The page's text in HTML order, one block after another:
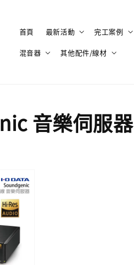
首頁 最新活動 完工案例
混音器 其他配件/線材
音樂伺服器